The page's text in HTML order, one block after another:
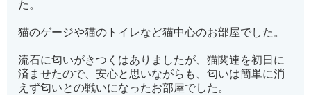
た。
猫のゲージや猫のトイレなど猫中心のお部屋でした。
流石に匂いがきつくはありましたが、猫関連を初日に
済ませたので、安心と思いながらも、匂いは簡単に消
えず匂いとの戦いになったお部屋でした。